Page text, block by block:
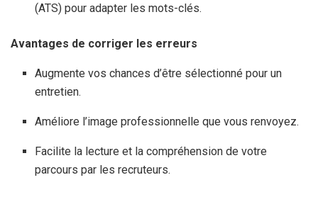
(ATS) pour adapter les mots-clés.
Avantages de corriger les erreurs
Augmente vos chances d’être sélectionné pour un
entretien.
Améliore l’image professionnelle que vous renvoyez.
Facilite la lecture et la compréhension de votre
parcours par les recruteurs.